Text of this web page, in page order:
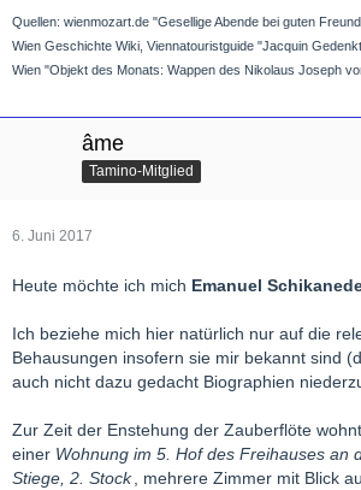
Quellen: wienmozart.de "Gesellige Abende bei guten
Wien Geschichte Wiki, Viennatouristguide "Jacquin
Wien "Objekt des Monats: Wappen des Nikolaus Joseph
âme
Tamino-Mitglied
6. Juni 2017
Heute möchte ich mich Emanuel
Ich beziehe mich hier natürlich nur auf die
Behausungen insofern sie mir bekannt sind
auch nicht dazu gedacht Biographien
Zur Zeit der Enstehung der Zauberflöte
einer Wohnung im 5. Hof des Freihauses an
Stiege, 2. Stock
, mehrere Zimmer mit Blick